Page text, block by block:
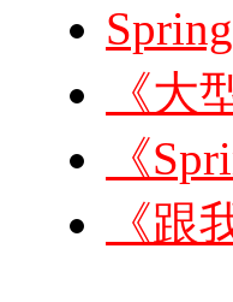
《
《
《跟